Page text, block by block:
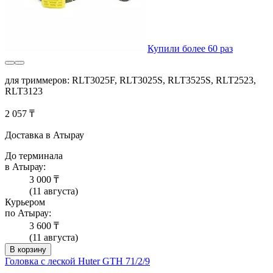
Купили более 60 раз
для триммеров: RLT3025F, RLT3025S, RLT3525S, RLT2523,
RLT3123
2 057 ₸
Доставка в Атырау
До терминала
в Атырау:
3 000 ₸
(11 августа)
Курьером
по Атырау:
3 600 ₸
(11 августа)
В корзину
Головка с леской Huter GTH 71/2/9